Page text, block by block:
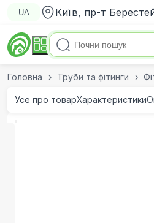
UA Київ, пр-т
Головна Труби та фітинги
Усе про товарХарактеристики